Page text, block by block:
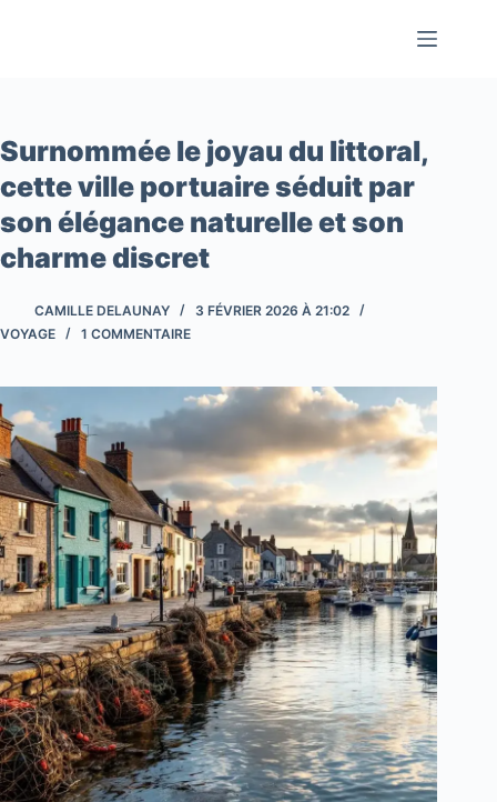
Surnommée le joyau du littoral,
cette ville portuaire séduit par
son élégance naturelle et son
charme discret
CAMILLE DELAUNAY
3 FÉVRIER 2026 À 21:02
VOYAGE
1 COMMENTAIRE